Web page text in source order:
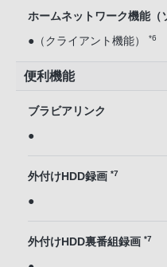
ホームネットワーク機能（
●（クライアント機能） *6
便利機能
ブラビアリンク
●
外付けHDD録画 *7
●
外付けHDD裏番組録画 *7